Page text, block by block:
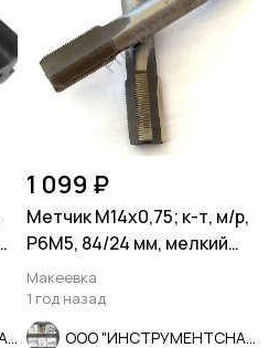
1 099 ₽
Метчик М14х0,75; к-т, м/р,
Р6М5, 84/24 мм, мелкий
шаг, СССР.
Макеевка
1 год назад